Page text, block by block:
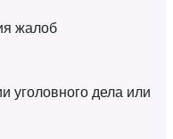
жалоб
уголовного дела или